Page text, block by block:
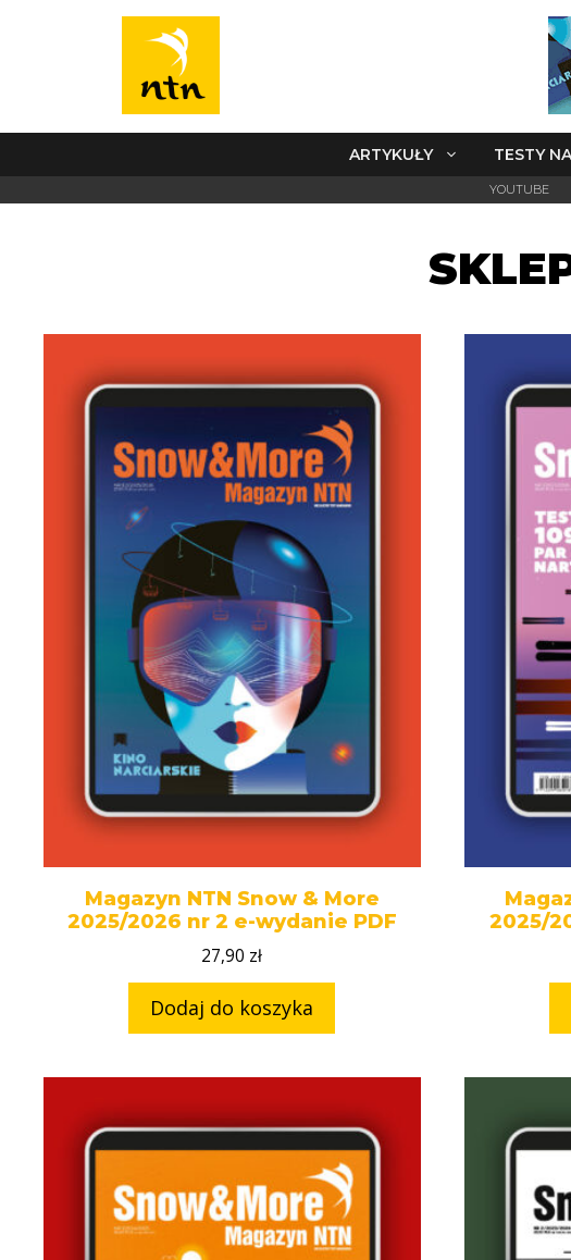
ARTYKUŁY TESTY
YOUTUBE
Magazyn NTN Snow & More
2025/2026 nr 2 e-wydanie PDF
27,90 zł
Dodaj do koszyka
2025/